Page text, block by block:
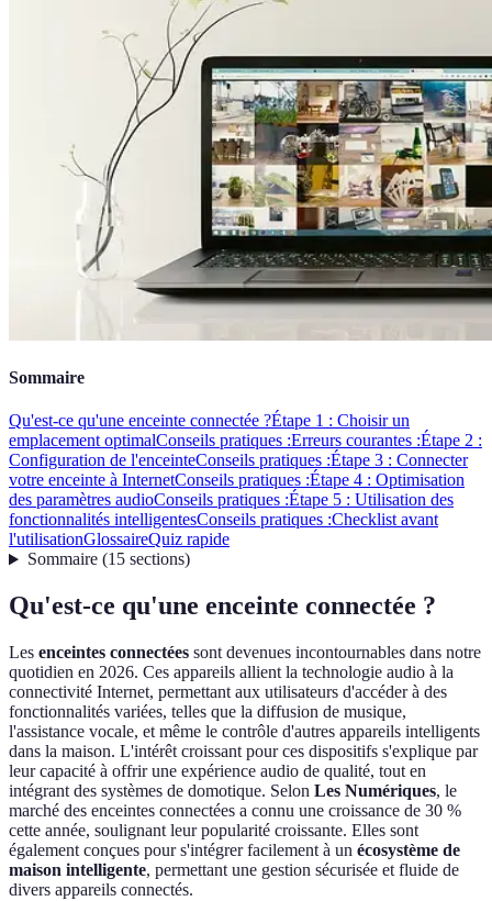
Sommaire
Qu'est-ce qu'une enceinte connectée ?Étape 1 : Choisir un
emplacement optimalConseils pratiques :Erreurs courantes :Étape 2 :
Configuration de l'enceinteConseils pratiques :Étape 3 : Connecter
votre enceinte à InternetConseils pratiques :Étape 4 : Optimisation
des paramètres audioConseils pratiques :Étape 5 : Utilisation des
fonctionnalités intelligentesConseils pratiques :Checklist avant
l'utilisationGlossaireQuiz rapide
Sommaire(15 sections)
Qu'est-ce qu'une enceinte connectée ?
Les enceintes connectées sont devenues incontournables dans notre
quotidien en 2026. Ces appareils allient la technologie audio à la
connectivité Internet, permettant aux utilisateurs d'accéder à des
fonctionnalités variées, telles que la diffusion de musique,
l'assistance vocale, et même le contrôle d'autres appareils intelligents
dans la maison. L'intérêt croissant pour ces dispositifs s'explique par
leur capacité à offrir une expérience audio de qualité, tout en
intégrant des systèmes de domotique. Selon Les Numériques, le
marché des enceintes connectées a connu une croissance de 30 %
cette année, soulignant leur popularité croissante. Elles sont
également conçues pour s'intégrer facilement à un écosystème de
maison intelligente, permettant une gestion sécurisée et fluide de
divers appareils connectés.